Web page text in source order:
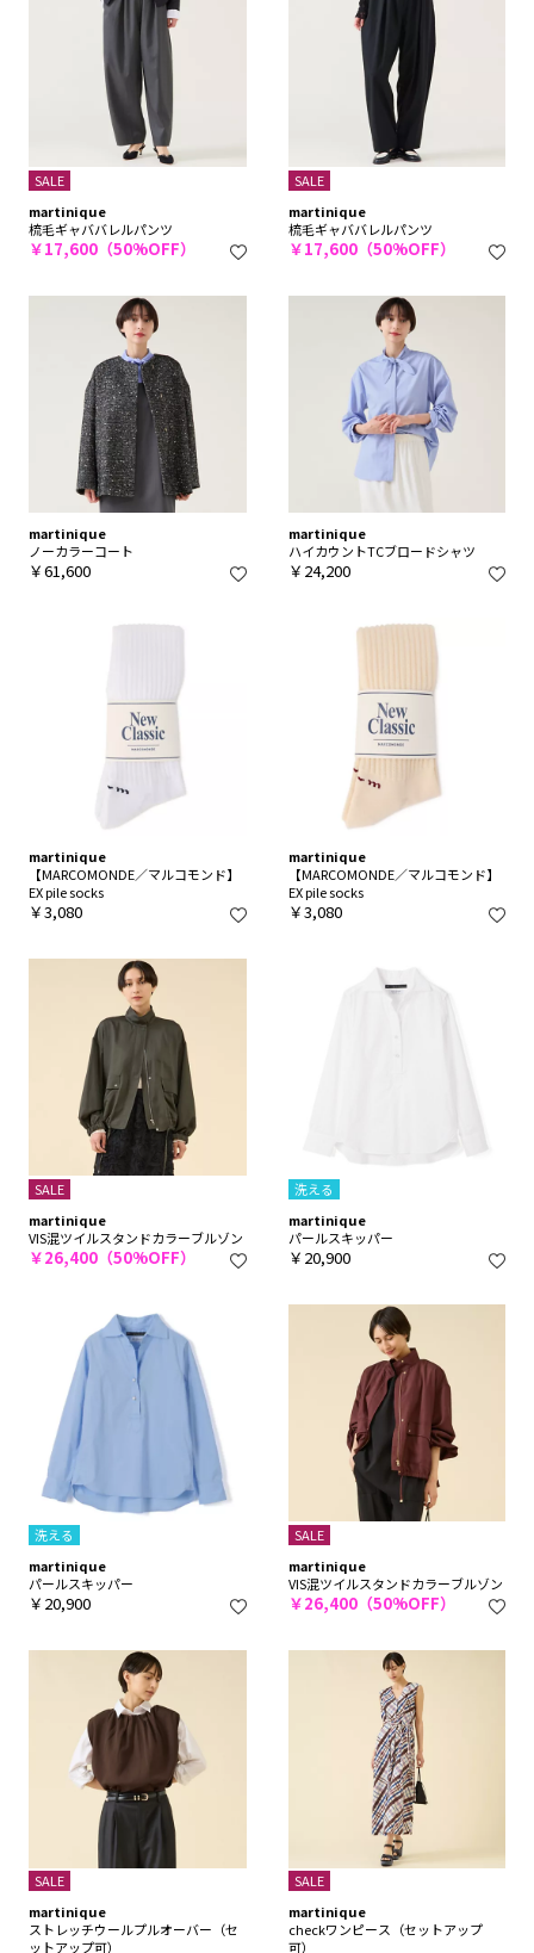
SALE
martinique
梳毛ギャババレルパンツ
￥17,600（50%OFF）
SALE
martinique
梳毛ギャババレルパンツ
￥17,600（50%OFF）
martinique
ノーカラーコート
￥61,600
martinique
ハイカウントTCブロードシャツ
￥24,200
martinique
【MARCOMONDE／マルコモンド】
EX pile socks
￥3,080
martinique
【MARCOMONDE／マルコモンド】
EX pile socks
￥3,080
SALE
martinique
VIS混ツイルスタンドカラーブルゾン
￥26,400（50%OFF）
洗える
martinique
パールスキッパー
￥20,900
洗える
martinique
パールスキッパー
￥20,900
SALE
martinique
VIS混ツイルスタンドカラーブルゾン
￥26,400（50%OFF）
SALE
martinique
ストレッチウールプルオーバー（セ
ットアップ可）
SALE
martinique
checkワンピース（セットアップ
可）